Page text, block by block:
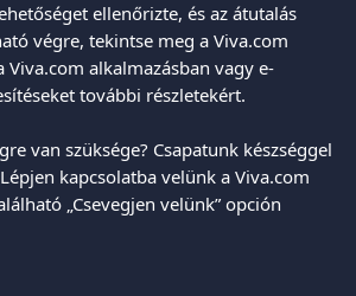
ellenőrizte, és az átutalás
végre, tekintse meg a Viva.com
Viva.com alkalmazásban vagy e-
további részletekért.
van szüksége? Csapatunk készséggel
kapcsolatba velünk a Viva.com
„Csevegjen velünk” opción